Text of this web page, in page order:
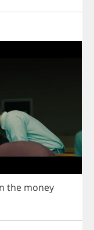
the money